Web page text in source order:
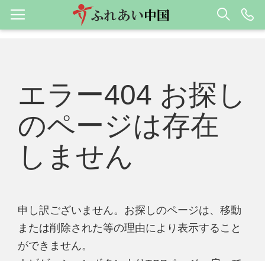
エラー404 お探し
のページは存在
しません
申し訳ございません。お探しのページは、移動
または削除された等の理由により表示すること
ができません。